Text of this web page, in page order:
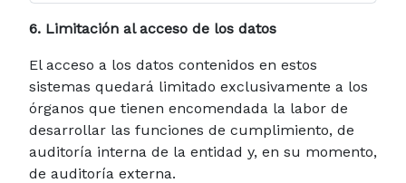
6. Limitación al acceso de los datos
El acceso a los datos contenidos en estos
sistemas quedará limitado exclusivamente a los
órganos que tienen encomendada la labor de
desarrollar las funciones de cumplimiento, de
auditoría interna de la entidad y, en su momento,
de auditoría externa.